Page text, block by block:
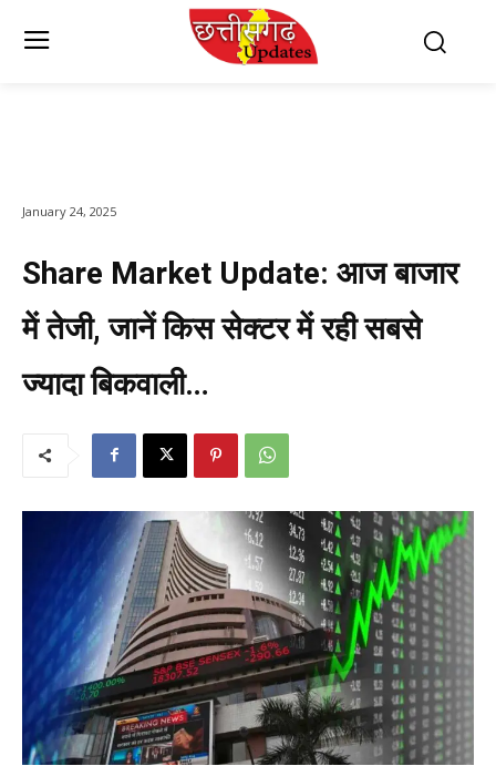
January 24, 2025
Share Market Update: आज बाजार
में तेजी, जानें किस सेक्टर में रही सबसे
ज्यादा बिकवाली…